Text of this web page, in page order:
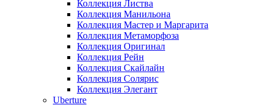
Коллекция Листва
Коллекция Манильона
Коллекция Мастер и Маргарита
Коллекция Метаморфоза
Коллекция Оригинал
Коллекция Рейн
Коллекция Скайлайн
Коллекция Солярис
Коллекция Элегант
Uberture